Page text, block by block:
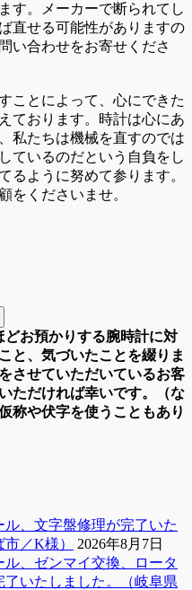
す。メーカーで断られてし
直せる可能性がありますの
い合わせをお寄せくださ
ことによって、心にできた
ております。時計は心にあ
私たちは機械を直すのでは
ているのだという自負をし
るように努めて参ります。
をくださいませ。
どお預かりする腕時計に対
と、気づいたことを綴りま
させていただいているお客
ただければ幸いです。（な
称や伏字を使うこともあり
、文字盤修理が完了いた
／K様）
2026年8月7日
、ゼンマイ交換、ロータ
いたしました。（岐阜県